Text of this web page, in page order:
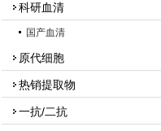
科研血清
国产血清
原代细胞
热销提取物
一抗/二抗